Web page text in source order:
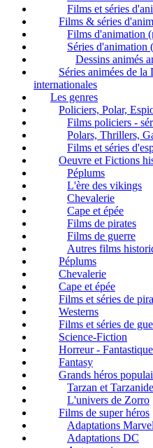
Films et séries
Films & séries
Films d'animation
Séries d'animation
Dessins animés
Séries animées de
internationales
Les genres
Policiers, Polar,
Films policiers -
Polars, Thrillers,
Films et séries
Oeuvre et Fictions
Péplums
L'ère des vikings
Chevalerie
Cape et épée
Films de pirates
Films de guerre
Autres films
Péplums
Chevalerie
Cape et épée
Films et séries de
Westerns
Films et séries de
Science-Fiction
Horreur - Fantastique
Fantasy
Grands héros
Tarzan et
L'univers de Zorro
Films de super héros
Adaptations Marvel
Adaptations DC